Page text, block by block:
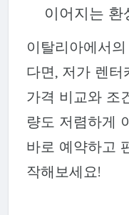
이어지는 환
이탈리아에서
다면, 저가 렌터
가격 비교와 조
량도 저렴하게
바로 예약하고
작해보세요!